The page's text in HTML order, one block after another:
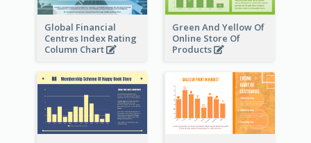
Global Financial
Centres Index Rating
Column Chart
Green And Yellow Of
Online Store Of
Products